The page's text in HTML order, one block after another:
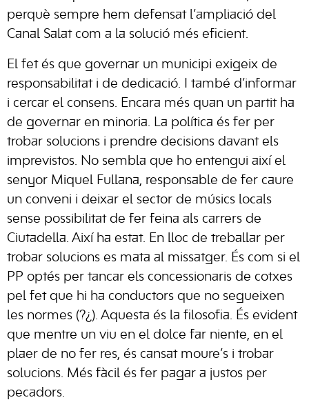
perquè sempre hem defensat l’ampliació del
Canal Salat com a la solució més eficient.
El fet és que governar un municipi exigeix de
responsabilitat i de dedicació. I també d’informar
i cercar el consens. Encara més quan un partit ha
de governar en minoria. La política és fer per
trobar solucions i prendre decisions davant els
imprevistos. No sembla que ho entengui així el
senyor Miquel Fullana, responsable de fer caure
un conveni i deixar el sector de músics locals
sense possibilitat de fer feina als carrers de
Ciutadella. Així ha estat. En lloc de treballar per
trobar solucions es mata al missatger. És com si el
PP optés per tancar els concessionaris de cotxes
pel fet que hi ha conductors que no segueixen
les normes (?¿). Aquesta és la filosofia. És evident
que mentre un viu en el dolce far niente, en el
plaer de no fer res, és cansat moure’s i trobar
solucions. Més fàcil és fer pagar a justos per
pecadors.